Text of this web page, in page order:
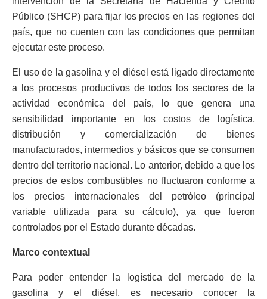
Público (SHCP) para fijar los precios en las regiones del
país, que no cuenten con las condiciones que permitan
ejecutar este proceso.
El uso de la gasolina y el diésel está ligado directamente
a los procesos productivos de todos los sectores de la
actividad económica del país, lo que genera una
sensibilidad importante en los costos de logística,
distribución y comercialización de bienes
manufacturados, intermedios y básicos que se consumen
dentro del territorio nacional. Lo anterior, debido a que los
precios de estos combustibles no fluctuaron conforme a
los precios internacionales del petróleo (principal
variable utilizada para su cálculo), ya que fueron
controlados por el Estado durante décadas.
Marco contextual
Para poder entender la logística del mercado de la
gasolina y el diésel, es necesario conocer la